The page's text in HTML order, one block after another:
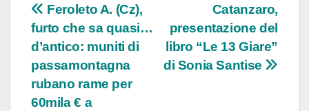
Navigazione
articoli
Catanzaro,
presentazione del
libro “Le 13 Giare”
di Sonia Santise
Feroleto A. (Cz),
furto che sa quasi…
d’antico: muniti di
passamontagna
rubano rame per
60mila € a